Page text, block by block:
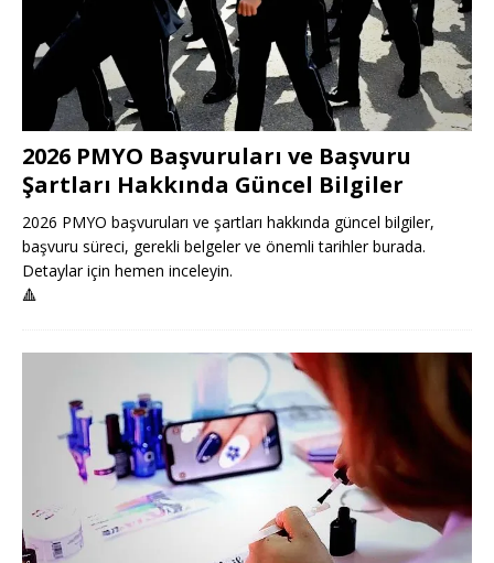
2026 PMYO Başvuruları ve Başvuru
Şartları Hakkında Güncel Bilgiler
2026 PMYO başvuruları ve şartları hakkında güncel bilgiler,
başvuru süreci, gerekli belgeler ve önemli tarihler burada.
Detaylar için hemen inceleyin.
🔺